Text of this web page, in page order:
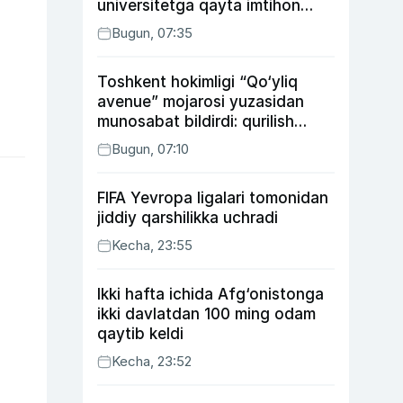
universitetga qayta imtihon
topshiradi
Bugun, 07:35
Toshkent hokimligi “Qo‘yliq
avenue” mojarosi yuzasidan
munosabat bildirdi: qurilish
ishlarining 53 foizi yakunlangan
Bugun, 07:10
FIFA Yevropa ligalari tomonidan
jiddiy qarshilikka uchradi
Kecha, 23:55
Ikki hafta ichida Afg‘onistonga
ikki davlatdan 100 ming odam
qaytib keldi
Kecha, 23:52